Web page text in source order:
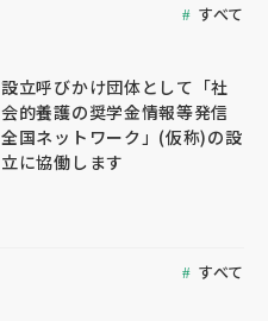
すべて
設立呼びかけ団体として「社
会的養護の奨学金情報等発信
全国ネットワーク」(仮称)の設
立に協働します
すべて